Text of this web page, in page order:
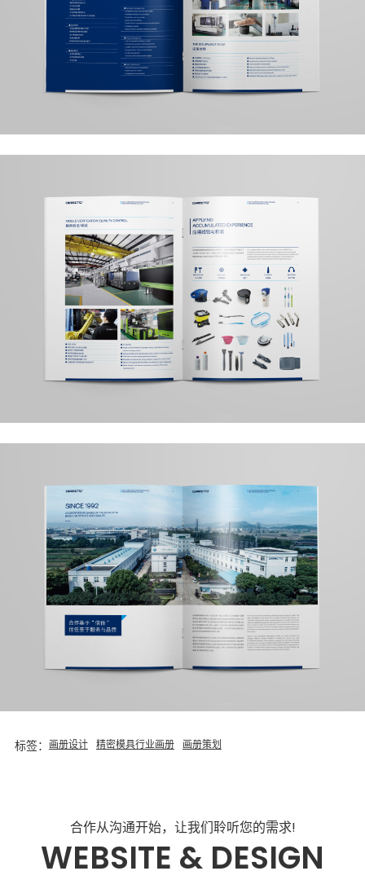
标签： 画册设计 精密模具行业画册 画册策划
合作从沟通开始，让我们聆听您的需求!
WEBSITE & DESIGN